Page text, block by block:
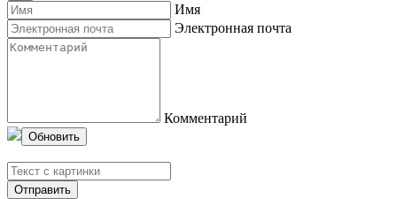
Имя
Электронная почта
Комментарий
Обновить
Отправить